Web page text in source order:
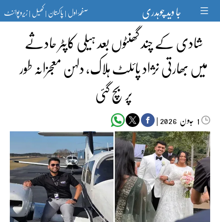
content جا وید چوہدری صفحۂ اول|پاکستان|کھیل|زیرو پوائنٹ
شادی کے چند گھنٹوں بعد ہیلی کاپٹر حادثے
میں بھارتی نژاد پائلٹ ہلاک، دلہن معجزانہ طور
پر بچ گئی
1 جون‬‮ |